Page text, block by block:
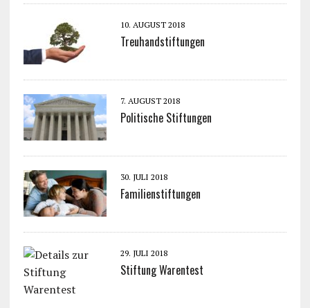
10. AUGUST 2018
Treuhandstiftungen
7. AUGUST 2018
Politische Stiftungen
30. JULI 2018
Familienstiftungen
29. JULI 2018
Stiftung Warentest